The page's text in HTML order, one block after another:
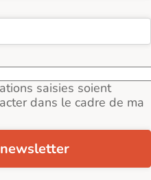
saisies soient
dans le cadre de ma